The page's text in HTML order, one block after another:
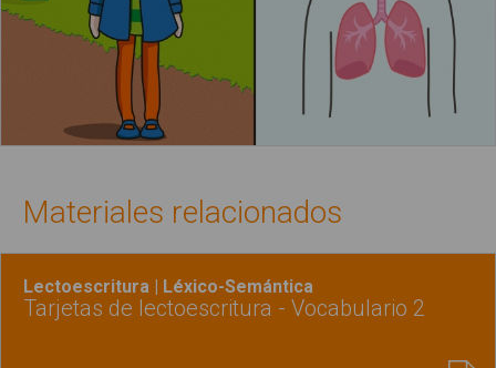
Materiales relacionados
Lectoescritura | Léxico-Semántica
Tarjetas de lectoescritura - Vocabulario 2